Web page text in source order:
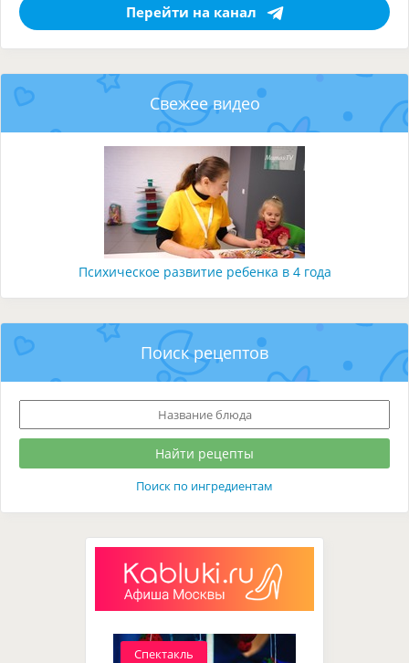
Перейти на канал
Свежее видео
Психическое развитие ребенка в 4 года
Поиск рецептов
Поиск по ингредиентам
Спектакль